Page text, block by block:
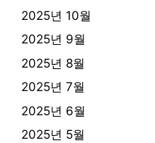
2025년 10월
2025년 9월
2025년 8월
2025년 7월
2025년 6월
2025년 5월